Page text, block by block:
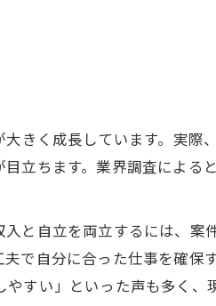
する道
ための自立戦略
送の自立可能性
増と自立の両立を
立するための準備
貨物配送のポイント
きく成長しています。実際
立ちます。業界調査による
と自立を両立するには、案
で自分に合った仕事を確保
すい」といった声も多く、